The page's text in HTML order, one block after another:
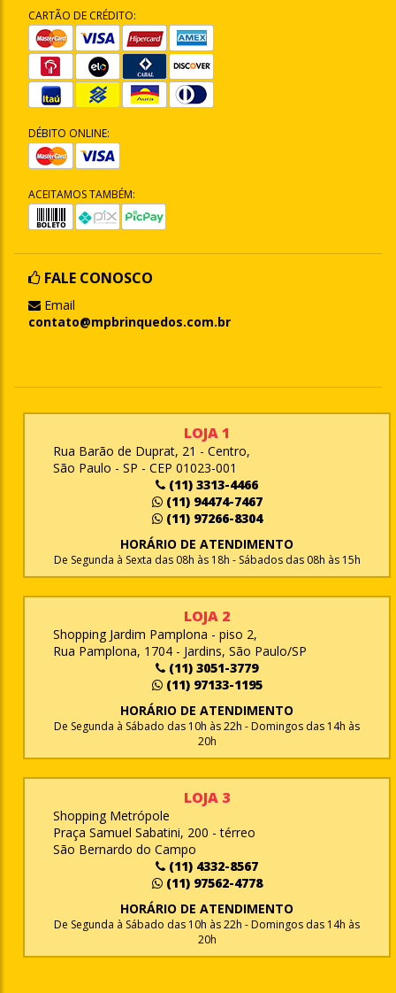
CARTÃO DE CRÉDITO:
DÉBITO ONLINE:
ACEITAMOS TAMBÉM:
FALE CONOSCO
Email
contato@mpbrinquedos.com.br
LOJA 1
Rua Barão de Duprat, 21 - Centro,
São Paulo - SP - CEP 01023-001
(11) 3313-4466
(11) 94474-7467
(11) 97266-8304
HORÁRIO DE ATENDIMENTO
De Segunda à Sexta das 08h às 18h - Sábados das 08h às 15h
LOJA 2
Shopping Jardim Pamplona - piso 2,
Rua Pamplona, 1704 - Jardins, São Paulo/SP
(11) 3051-3779
(11) 97133-1195
HORÁRIO DE ATENDIMENTO
De Segunda à Sábado das 10h às 22h - Domingos das 14h às
20h
LOJA 3
Shopping Metrópole
Praça Samuel Sabatini, 200 - térreo
São Bernardo do Campo
(11) 4332-8567
(11) 97562-4778
HORÁRIO DE ATENDIMENTO
De Segunda à Sábado das 10h às 22h - Domingos das 14h às
20h